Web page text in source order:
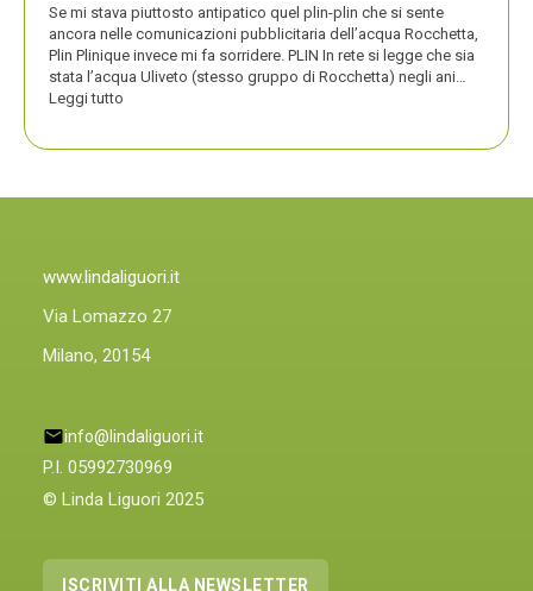
Se mi stava piuttosto antipatico quel plin-plin che si sente
ancora nelle comunicazioni pubblicitaria dell’acqua Rocchetta,
Plin Plinique invece mi fa sorridere. PLIN In rete si legge che sia
stata l’acqua Uliveto (stesso gruppo di Rocchetta) negli ani…
Leggi tutto
PLIN
www.lindaliguori.it
Via Lomazzo 27
Milano, 20154
info@lindaliguori.it
P.I. 05992730969
© Linda Liguori 2025
ISCRIVITI ALLA NEWSLETTER